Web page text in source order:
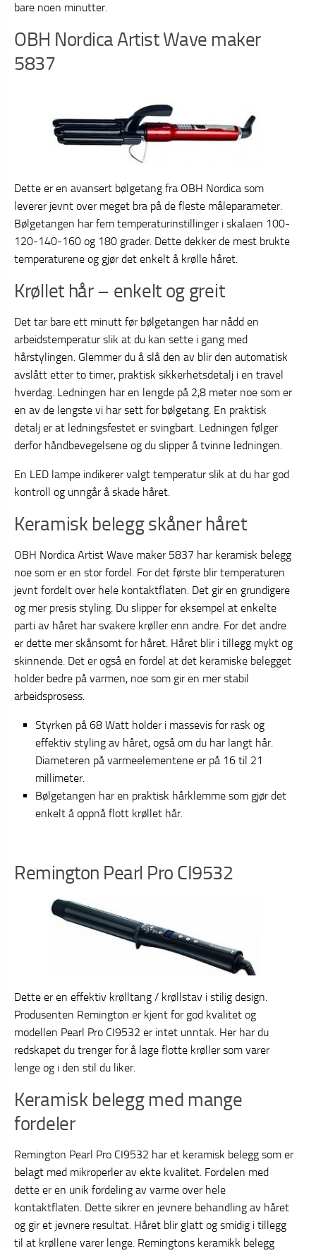
bare noen minutter.
OBH Nordica Artist Wave maker
5837
Dette er en avansert bølgetang fra OBH Nordica som
leverer jevnt over meget bra på de fleste måleparameter.
Bølgetangen har fem temperaturinstillinger i skalaen 100-
120-140-160 og 180 grader. Dette dekker de mest brukte
temperaturene og gjør det enkelt å krølle håret.
Krøllet hår – enkelt og greit
Det tar bare ett minutt før bølgetangen har nådd en
arbeidstemperatur slik at du kan sette i gang med
hårstylingen. Glemmer du å slå den av blir den automatisk
avslått etter to timer, praktisk sikkerhetsdetalj i en travel
hverdag. Ledningen har en lengde på 2,8 meter noe som er
en av de lengste vi har sett for bølgetang. En praktisk
detalj er at ledningsfestet er svingbart. Ledningen følger
derfor håndbevegelsene og du slipper å tvinne ledningen.
En LED lampe indikerer valgt temperatur slik at du har god
kontroll og unngår å skade håret.
Keramisk belegg skåner håret
OBH Nordica Artist Wave maker 5837 har keramisk belegg
noe som er en stor fordel. For det første blir temperaturen
jevnt fordelt over hele kontaktflaten. Det gir en grundigere
og mer presis styling. Du slipper for eksempel at enkelte
parti av håret har svakere krøller enn andre. For det andre
er dette mer skånsomt for håret. Håret blir i tillegg mykt og
skinnende. Det er også en fordel at det keramiske belegget
holder bedre på varmen, noe som gir en mer stabil
arbeidsprosess.
Styrken på 68 Watt holder i massevis for rask og
effektiv styling av håret, også om du har langt hår.
Diameteren på varmeelementene er på 16 til 21
millimeter.
Bølgetangen har en praktisk hårklemme som gjør det
enkelt å oppnå flott krøllet hår.
Remington Pearl Pro CI9532
Dette er en effektiv krølltang / krøllstav i stilig design.
Produsenten Remington er kjent for god kvalitet og
modellen Pearl Pro CI9532 er intet unntak. Her har du
redskapet du trenger for å lage flotte krøller som varer
lenge og i den stil du liker.
Keramisk belegg med mange
fordeler
Remington Pearl Pro CI9532 har et keramisk belegg som er
belagt med mikroperler av ekte kvalitet. Fordelen med
dette er en unik fordeling av varme over hele
kontaktflaten. Dette sikrer en jevnere behandling av håret
og gir et jevnere resultat. Håret blir glatt og smidig i tillegg
til at krøllene varer lenge. Remingtons keramikk belegg